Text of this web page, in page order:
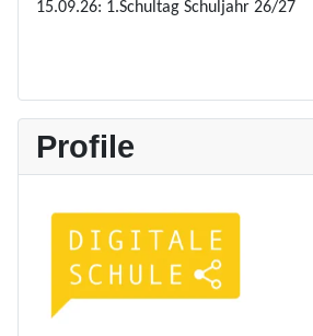
15.09.26: 1.Schultag Schuljahr 26/27
Profile